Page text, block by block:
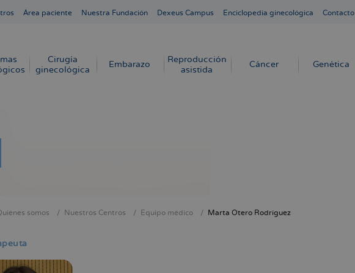
Área paciente Nuestra Fundación Dexeus Campus Enciclopedia ginecológica Contacto
Cirugía
ginecológica
Embarazo
Reproducción
asistida
Cáncer Genética
somos Nuestros Centros Equipo médico Marta Otero Rodríguez